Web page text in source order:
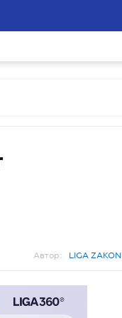
Автор: LIGA ZAKON